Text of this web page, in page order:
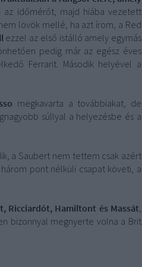
az időmérőt, majd hiába vezetett
lövök mellé, ha azt írom, a Red
ezzel az első istálló amely egymás
pedig már az egész éves
Ferrarit. Második helyével a
megkavarta a továbbiakat, de
súllyal a helyezésbe és a
a Saubert nem tettem csak azért
pont nélküli csapat követi, a
Ricciardót, Hamiltont és Massát
bizonnyal megnyerte volna a Brit